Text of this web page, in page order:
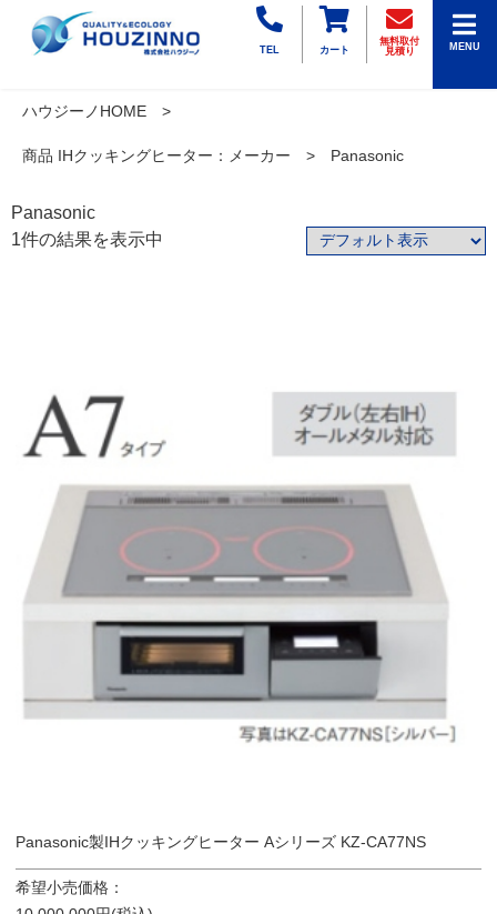
TEL カート
無料取付
見積り
MENU
ハウジーノHOME
商品 IHクッキングヒーター：メーカー Panasonic
Panasonic
1件の結果を表示中
Panasonic製IHクッキングヒーター Aシリーズ KZ-CA77NS
希望小売価格：